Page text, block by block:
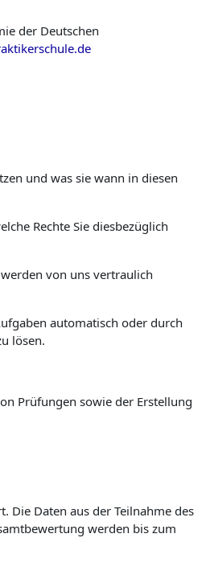
der Deutschen
und was sie wann in diesen
Rechte Sie diesbezüglich
von uns vertraulich
automatisch oder durch
lösen.
Prüfungen sowie der Erstellung
Die Daten aus der Teilnahme des
werden bis zum